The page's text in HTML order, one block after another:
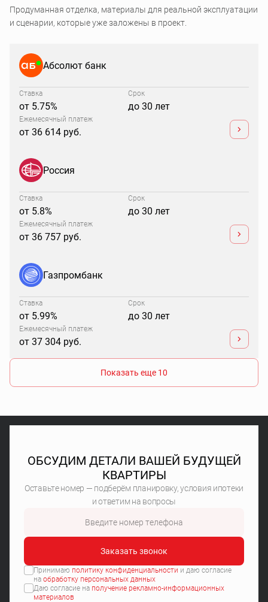
Продуманная отделка, материалы для реальной эксплуатации
и сценарии, которые уже заложены в проект.
Абсолют банк
Ставка
от 5.75%
Срок
до 30 лет
Ежемесячный платеж
от 36 614 руб.
Россия
Ставка
от 5.8%
Срок
до 30 лет
Ежемесячный платеж
от 36 757 руб.
Газпромбанк
Ставка
от 5.99%
Срок
до 30 лет
Ежемесячный платеж
от 37 304 руб.
Показать еще 10
ОБСУДИМ ДЕТАЛИ ВАШЕЙ БУДУЩЕЙ
КВАРТИРЫ
Оставьте номер — подберём планировку, условия ипотеки
и ответим на вопросы
Заказать звонок
Принимаю политику конфиденциальности и даю согласие
наобработку персональных данных
Даю согласие на получение рекламно-информационных
материалов